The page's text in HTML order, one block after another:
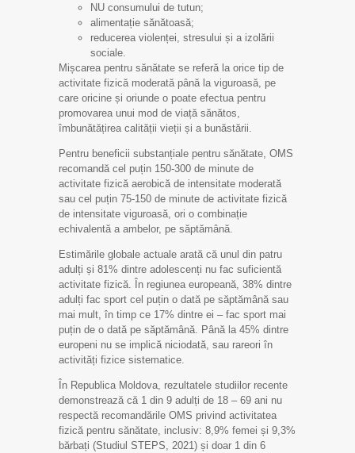
NU consumului de tutun;
alimentație sănătoasă;
reducerea violenței, stresului și a izolării
sociale.
Mișcarea pentru sănătate se referă la orice tip de
activitate fizică moderată până la viguroasă, pe
care oricine și oriunde o poate efectua pentru
promovarea unui mod de viață sănătos,
îmbunătățirea calității vieții și a bunăstării.
Pentru beneficii substanțiale pentru sănătate, OMS
recomandă cel puțin 150-300 de minute de
activitate fizică aerobică de intensitate moderată
sau cel puțin 75-150 de minute de activitate fizică
de intensitate viguroasă, ori o combinație
echivalentă a ambelor, pe săptămână.
Estimările globale actuale arată că unul din patru
adulți și 81% dintre adolescenți nu fac suficientă
activitate fizică. În regiunea europeană, 38% dintre
adulți fac sport cel puțin o dată pe săptămână sau
mai mult, în timp ce 17% dintre ei – fac sport mai
puțin de o dată pe săptămână. Până la 45% dintre
europeni nu se implică niciodată, sau rareori în
activități fizice sistematice.
În Republica Moldova, rezultatele studiilor recente
demonstrează că 1 din 9 adulți de 18 – 69 ani nu
respectă recomandările OMS privind activitatea
fizică pentru sănătate, inclusiv: 8,9% femei și 9,3%
bărbați (Studiul STEPS, 2021) și doar 1 din 6